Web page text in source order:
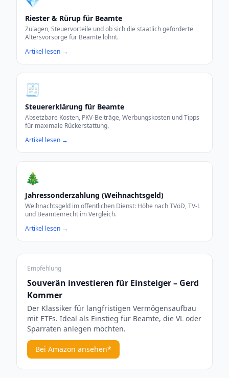
Riester & Rürup für Beamte
Zulagen, Steuervorteile und ob sich die staatlich geförderte
Altersvorsorge für Beamte lohnt.
Artikel lesen →
🧾
Steuererklärung für Beamte
Absetzbare Kosten, PKV-Beiträge, Werbungskosten und Tipps
für maximale Rückerstattung.
Artikel lesen →
🎄
Jahressonderzahlung (Weihnachtsgeld)
Weihnachtsgeld im öffentlichen Dienst: Höhe nach TVöD, TV-L
und Beamtenrecht im Vergleich.
Artikel lesen →
Empfehlung
Souverän investieren für Einsteiger – Gerd
Kommer
Der Klassiker für langfristigen Vermögensaufbau
mit ETFs. Ideal als Einstieg für Beamte, die VL oder
Sparraten anlegen möchten.
Bei Amazon ansehen*